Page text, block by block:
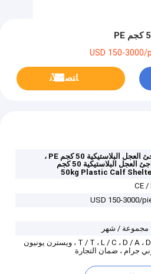
ﺎﺘﺼﻟ ﺍﻶﻧ
ملاجئ العجل البلاستيكية 50 كجم PE ،
العجل البلاستيكية 50 كجم
50kg Plastic Calf
CE /
USD 150-3000/
T / T ، L / C ، D / A ، D / P ، ويسترن يونيون
جرام ، ضمان التجارة